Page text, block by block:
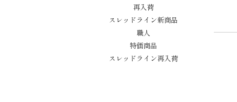
再入荷
スレッドライン新商品
職人
特価商品
スレッドライン再入荷